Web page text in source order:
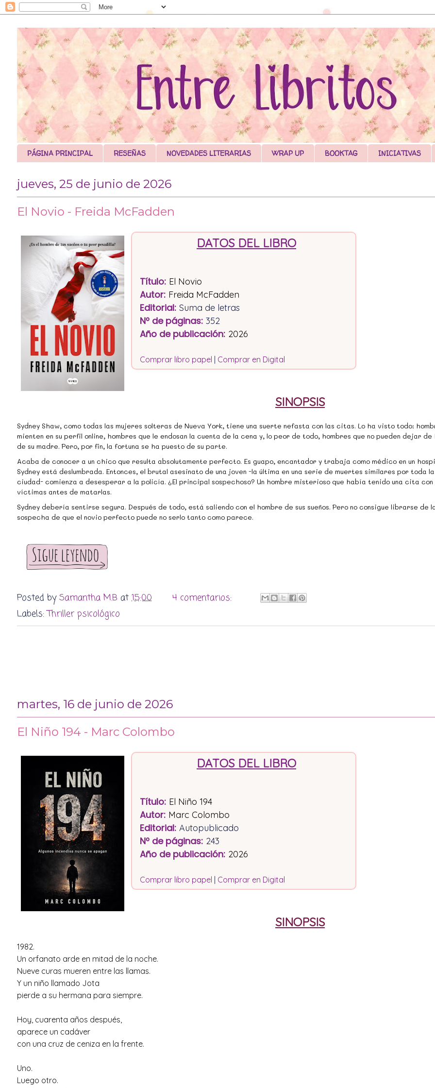
PÁGINA PRINCIPAL RESEÑAS NOVEDADES LITERARIAS WRAP UP BOOKTAG INICIATIVAS
jueves, 25 de junio de 2026
El Novio - Freida McFadden
DATOS DEL LIBRO
Título: El Novio
Autor: Freida McFadden
Editorial: Suma de letras
Nº de páginas: 352
Año de publicación: 2026
Comprar libro papel | Comprar en Digital
SINOPSIS
Sydney Shaw, como todas las mujeres solteras de Nueva York, tiene una suerte nefasta con las citas. Lo ha visto todo:
mienten en su perfil online, hombres que le endosan la cuenta de la cena y, lo peor de todo, hombres que no pueden dejar
de su madre. Pero, por fin, la fortuna se ha puesto de su parte.
Acaba de conocer a un chico que resulta absolutamente perfecto. Es guapo, encantador y trabaja como médico en un
Sydney está deslumbrada. Entonces, el brutal asesinato de una joven -la última en una serie de muertes similares por toda la
ciudad- comienza a desesperar a la policía. ¿El principal sospechoso? Un hombre misterioso que había tenido una cita con
víctimas antes de matarlas.
Sydney debería sentirse segura. Después de todo, está saliendo con el hombre de sus sueños. Pero no consigue librarse de
sospecha de que el novio perfecto puede no serlo tanto como parece.
Posted bySamantha M.B at 15:00
4 comentarios:
Labels:Thriller psicológico
martes, 16 de junio de 2026
El Niño 194 - Marc Colombo
DATOS DEL LIBRO
Título: El Niño 194
Autor: Marc Colombo
Editorial: Autopublicado
Nº de páginas: 243
Año de publicación: 2026
Comprar libro papel Comprar en Digital
SINOPSIS
1982.
Un orfanato arde en mitad de la noche.
Nueve curas mueren entre las llamas.
Y un niño llamado Jota
pierde a su hermana para siempre.
Hoy, cuarenta años después,
aparece un cadáver
con una cruz de ceniza en la frente.
Uno.
Luego otro.